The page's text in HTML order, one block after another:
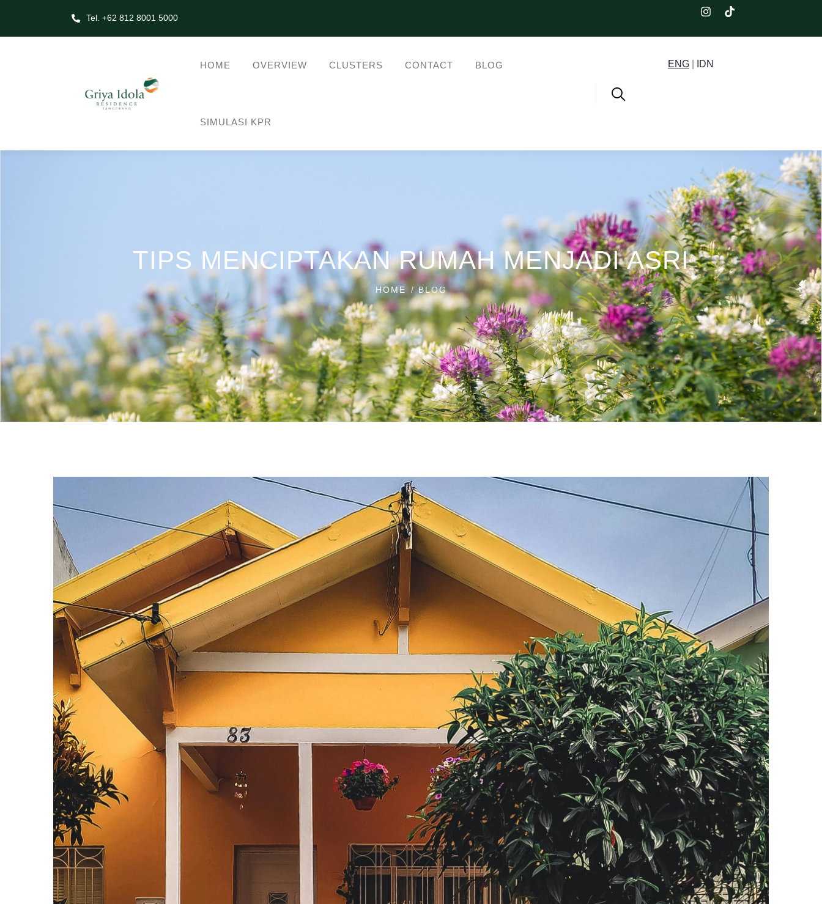
Tel. +62 812 8001 5000
HOME OVERVIEW CLUSTERS CONTACT BLOG
SIMULASI KPR
ENG| IDN
TIPS MENCIPTAKAN RUMAH MENJADI ASRI
HOME BLOG